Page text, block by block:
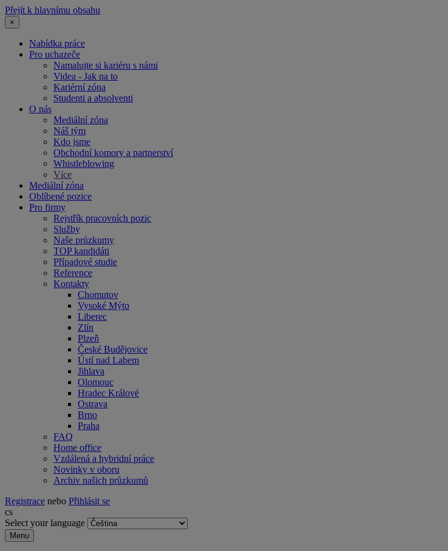
Přejít k hlavnímu obsahu
×
Nabídka práce
Pro uchazeče
Namalujte si kariéru s námi
Videa - Jak na to
Kariérní zóna
Studenti a absolventi
O nás
Mediální zóna
Náš tým
Kdo jsme
Obchodní komory a partnerství
Whistleblowing
Více
Mediální zóna
Oblíbené pozice
Pro firmy
Rejstřík pracovních pozic
Služby
Naše průzkumy
TOP kandidáti
Případové studie
Reference
Kontakty
Chomutov
Vysoké Mýto
Liberec
Zlín
Plzeň
České Budějovice
Ústí nad Labem
Jihlava
Olomouc
Hradec Králové
Ostrava
Brno
Praha
FAQ
Home office
Vzdálená a hybridní práce
Novinky v oboru
Archiv našich průzkumů
Registrace nebo Přihlásit se
cs
Select your language
Menu